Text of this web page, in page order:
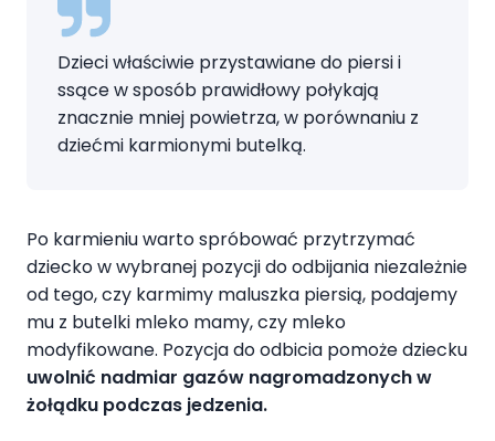
Dzieci właściwie przystawiane do piersi i
ssące w sposób prawidłowy połykają
znacznie mniej powietrza, w porównaniu z
dziećmi karmionymi butelką.
Po karmieniu warto spróbować przytrzymać
dziecko w wybranej pozycji do odbijania niezależnie
od tego, czy karmimy maluszka piersią, podajemy
mu z butelki mleko mamy, czy mleko
modyfikowane. Pozycja do odbicia pomoże dziecku
uwolnić nadmiar gazów nagromadzonych w
żołądku podczas jedzenia.